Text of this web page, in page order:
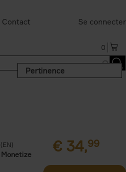
Contact Se connecter
0
Pertinence
(EN) € 34,99